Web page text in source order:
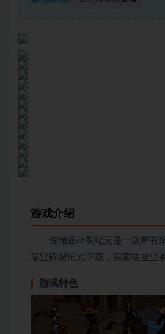
游戏介绍
佐瑞亚碎裂纪元是一款带有策
瑞亚碎裂纪元下载，探索佐里亚
游戏特色